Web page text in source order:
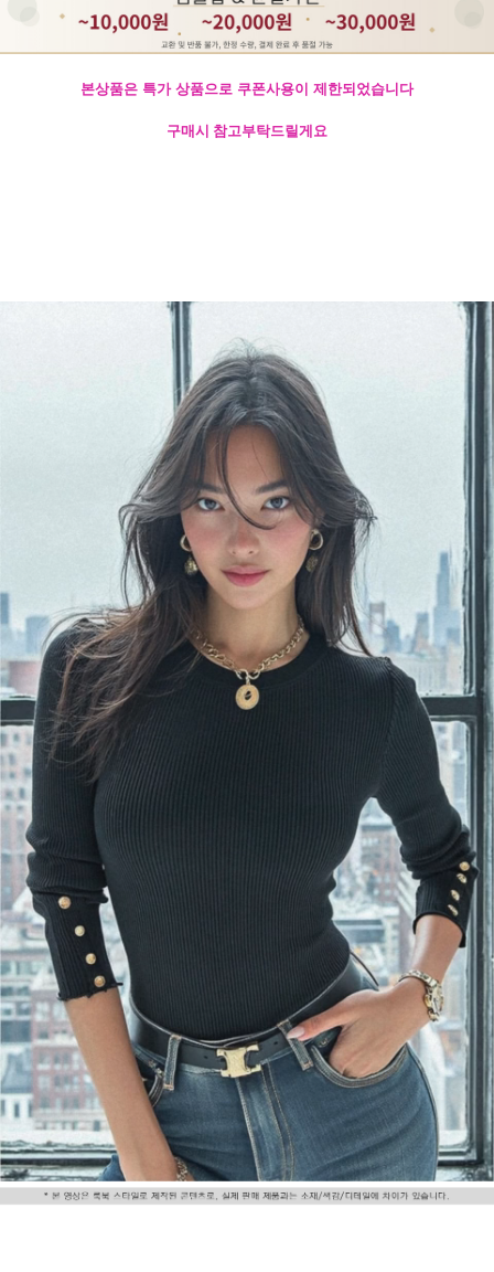
본상품은 특가 상품으로 쿠폰사용이 제한되었습니다
구매시 참고부탁드릴게요